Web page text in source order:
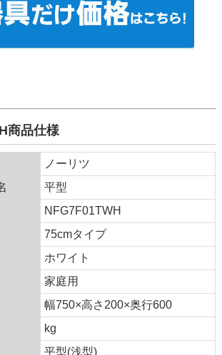
商品仕様
ノーリツ
平型
NFG7F01TWH
75cmタイプ
ホワイト
家庭用
幅750×高さ200×奥行600
kg
平型(浅型)